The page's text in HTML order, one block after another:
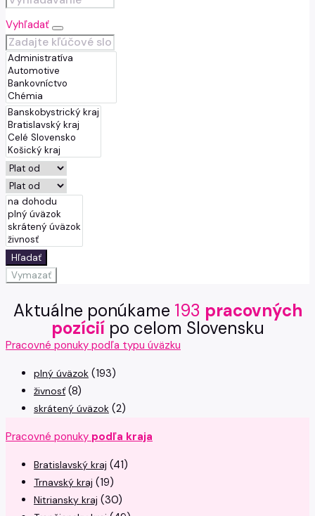
Vyhľadať
Hľadať
Vymazať
Aktuálne ponúkame 193 pracovných
pozícií po celom Slovensku
Pracovné ponuky podľa typu úväzku
plný úväzok (193)
živnosť (8)
skrátený úväzok (2)
Pracovné ponuky podľa kraja
Bratislavský kraj (41)
Trnavský kraj (19)
Nitriansky kraj (30)